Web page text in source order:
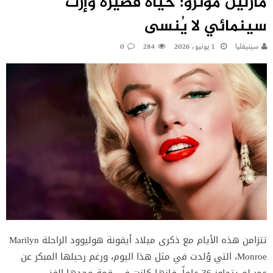
سينمائي لا يُنسى
سينيفليا 1 يونيو، 2026 284
0
تتزامن هذه الأيام مع ذكرى ميلاد أيقونة هوليوود الراحلة Marilyn
Monroe، التي وُلدت في مثل هذا اليوم، ورغم رحيلها المبكر عن